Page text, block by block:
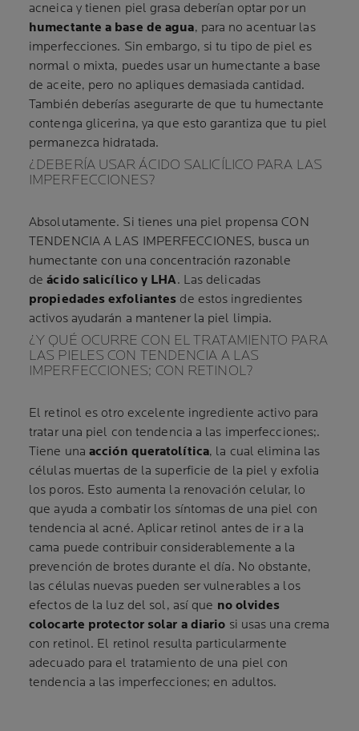
acneica y tienen piel grasa deberían optar por un
humectante a base de agua, para no acentuar las
imperfecciones. Sin embargo, si tu tipo de piel es
normal o mixta, puedes usar un humectante a base
de aceite, pero no apliques demasiada cantidad.
También deberías asegurarte de que tu humectante
contenga glicerina, ya que esto garantiza que tu piel
permanezca hidratada.
¿DEBERÍA USAR ÁCIDO SALICÍLICO PARA LAS
IMPERFECCIONES?
Absolutamente. Si tienes una piel propensa CON
TENDENCIA A LAS IMPERFECCIONES, busca un
humectante con una concentración razonable
deácido salicílico y LHA. Las delicadas
propiedades exfoliantes de estos ingredientes
activos ayudarán a mantener la piel limpia.
¿Y QUÉ OCURRE CON EL TRATAMIENTO PARA
LAS PIELES CON TENDENCIA A LAS
IMPERFECCIONES; CON RETINOL?
El retinol es otro excelente ingrediente activo para
tratar una piel con tendencia a las imperfecciones;.
Tiene una acción queratolítica, la cual elimina las
células muertas de la superficie de la piel y exfolia
los poros. Esto aumenta la renovación celular, lo
que ayuda a combatir los síntomas de una piel con
tendencia al acné. Aplicar retinol antes de ir a la
cama puede contribuir considerablemente a la
prevención de brotes durante el día. No obstante,
las células nuevas pueden ser vulnerables a los
efectos de la luz del sol, así que no olvides
colocarte protector solar a diario si usas una crema
con retinol. El retinol resulta particularmente
adecuado para el tratamiento de una piel con
tendencia a las imperfecciones; en adultos.